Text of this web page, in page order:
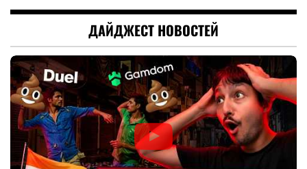
ДАЙДЖЕСТ НОВОСТЕЙ